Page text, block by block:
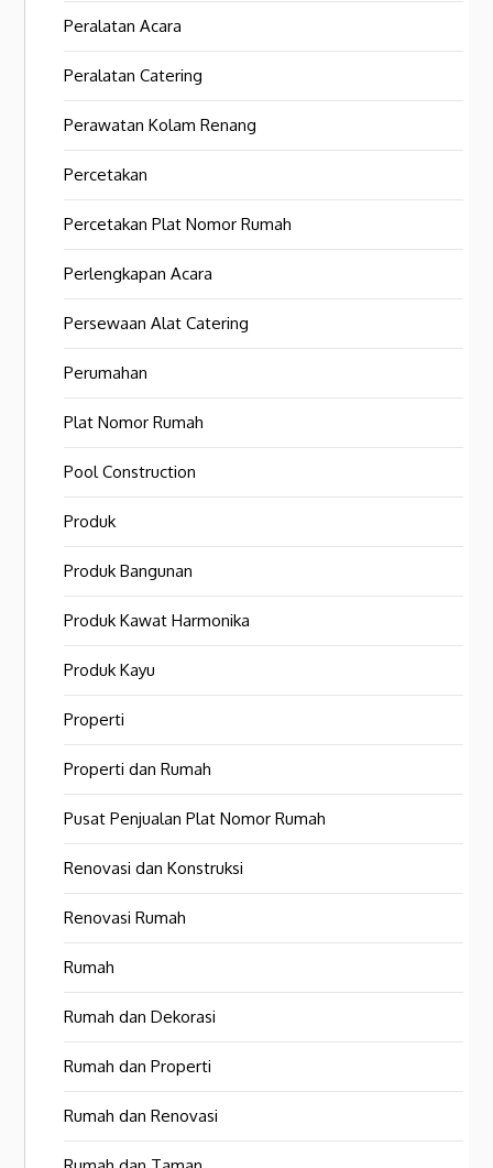
Peralatan Acara
Peralatan Catering
Perawatan Kolam Renang
Percetakan
Percetakan Plat Nomor Rumah
Perlengkapan Acara
Persewaan Alat Catering
Perumahan
Plat Nomor Rumah
Pool Construction
Produk
Produk Bangunan
Produk Kawat Harmonika
Produk Kayu
Properti
Properti dan Rumah
Pusat Penjualan Plat Nomor Rumah
Renovasi dan Konstruksi
Renovasi Rumah
Rumah
Rumah dan Dekorasi
Rumah dan Properti
Rumah dan Renovasi